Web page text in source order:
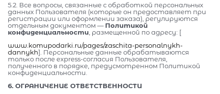
5.2. Все вопросы, связанные с обработкой персональных
данных Пользователя (которые он предоставляет при
регистрации или оформлении заказа), регулируются
отдельным документом — Политикой
конфиденциальности , размещенной по адресу: [
www.komupodarki.ru/pages/zaschita-personalnykh-
dannykh]. Персональные данные обрабатываются
только после express-согласия Пользователя,
полученного в порядке, предусмотренном Политикой
конфиденциальности.
6. ОГРАНИЧЕНИЕ ОТВЕТСТВЕННОСТИ